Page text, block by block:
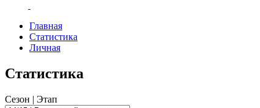
Главная
Статистика
Личная
Статистика
Сезон | Этап